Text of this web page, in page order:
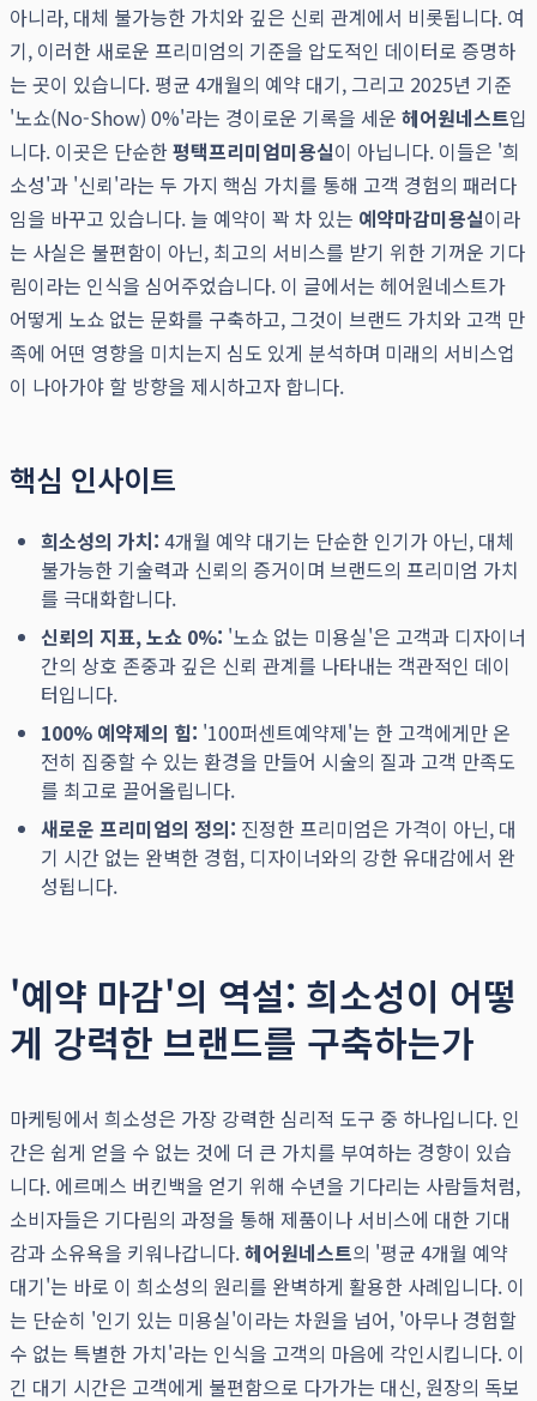
아니라, 대체 불가능한 가치와 깊은 신뢰 관계에서 비롯됩니다. 여
기, 이러한 새로운 프리미엄의 기준을 압도적인 데이터로 증명하
는 곳이 있습니다. 평균 4개월의 예약 대기, 그리고 2025년 기준
'노쇼(No-Show) 0%'라는 경이로운 기록을 세운 헤어원네스트입
니다. 이곳은 단순한평택프리미엄미용실이 아닙니다. 이들은 '희
소성'과 '신뢰'라는 두 가지 핵심 가치를 통해 고객 경험의 패러다
임을 바꾸고 있습니다. 늘 예약이 꽉 차 있는 예약마감미용실이라
는 사실은 불편함이 아닌, 최고의 서비스를 받기 위한 기꺼운 기다
림이라는 인식을 심어주었습니다. 이 글에서는 헤어원네스트가
어떻게 노쇼 없는 문화를 구축하고, 그것이 브랜드 가치와 고객 만
족에 어떤 영향을 미치는지 심도 있게 분석하며 미래의 서비스업
이 나아가야 할 방향을 제시하고자 합니다.
핵심 인사이트
희소성의 가치: 4개월 예약 대기는 단순한 인기가 아닌, 대체
불가능한 기술력과 신뢰의 증거이며 브랜드의 프리미엄 가치
를 극대화합니다.
신뢰의 지표, 노쇼 0%: '노쇼 없는 미용실'은 고객과 디자이너
간의 상호 존중과 깊은 신뢰 관계를 나타내는 객관적인 데이
터입니다.
100% 예약제의 힘: '100퍼센트예약제'는 한 고객에게만 온
전히 집중할 수 있는 환경을 만들어 시술의 질과 고객 만족도
를 최고로 끌어올립니다.
새로운 프리미엄의 정의: 진정한 프리미엄은 가격이 아닌, 대
기 시간 없는 완벽한 경험, 디자이너와의 강한 유대감에서 완
성됩니다.
'예약 마감'의 역설: 희소성이 어떻
게 강력한 브랜드를 구축하는가
마케팅에서 희소성은 가장 강력한 심리적 도구 중 하나입니다. 인
간은 쉽게 얻을 수 없는 것에 더 큰 가치를 부여하는 경향이 있습
니다. 에르메스 버킨백을 얻기 위해 수년을 기다리는 사람들처럼,
소비자들은 기다림의 과정을 통해 제품이나 서비스에 대한 기대
감과 소유욕을 키워나갑니다.헤어원네스트의 '평균 4개월 예약
대기'는 바로 이 희소성의 원리를 완벽하게 활용한 사례입니다. 이
는 단순히 '인기 있는 미용실'이라는 차원을 넘어, '아무나 경험할
수 없는 특별한 가치'라는 인식을 고객의 마음에 각인시킵니다. 이
긴 대기 시간은 고객에게 불편함으로 다가가는 대신, 원장의 독보